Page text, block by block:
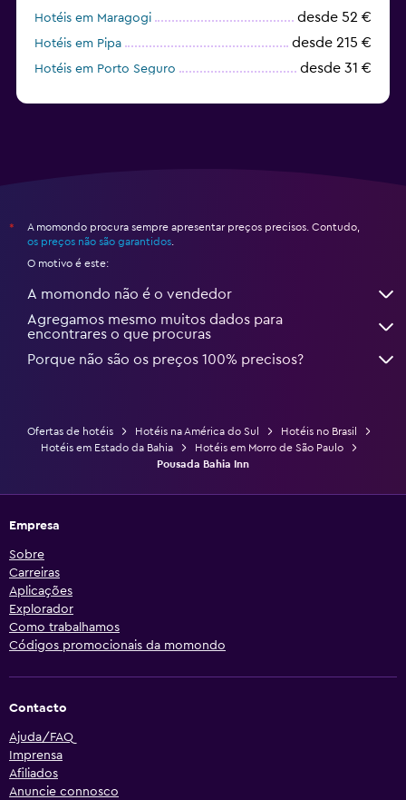
Hotéis em Maragogi desde 52 €
Hotéis em Pipa desde 215 €
Hotéis em Porto Seguro desde 31 €
*
A momondo procura sempre apresentar preços precisos. Contudo,
os preços não são garantidos
O motivo é este:
A momondo não é o vendedor
Agregamos mesmo muitos dados para
encontrares o que procuras
Porque não são os preços 100% precisos?
Ofertas de hotéis Hotéis na América do Sul
Hotéis no Brasil
Hotéis em Estado da Bahia
Hotéis em Morro de São Paulo
Pousada Bahia Inn
Empresa
Sobre
Carreiras
Aplicações
Explorador
Como trabalhamos
Códigos promocionais da momondo
Contacto
Ajuda/FAQ
Imprensa
Afiliados
Anuncie connosco